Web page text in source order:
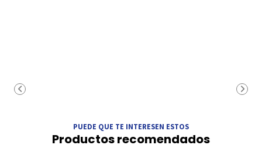
PUEDE QUE TE INTERESEN ESTOS
Productos recomendados